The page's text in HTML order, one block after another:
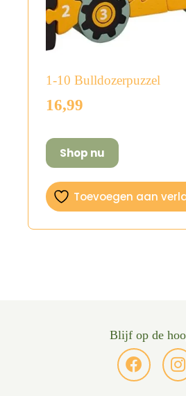
1-10 Bulldozerpuzzel
16,99
Shop nu
Toevoegen aan
Blijf op de